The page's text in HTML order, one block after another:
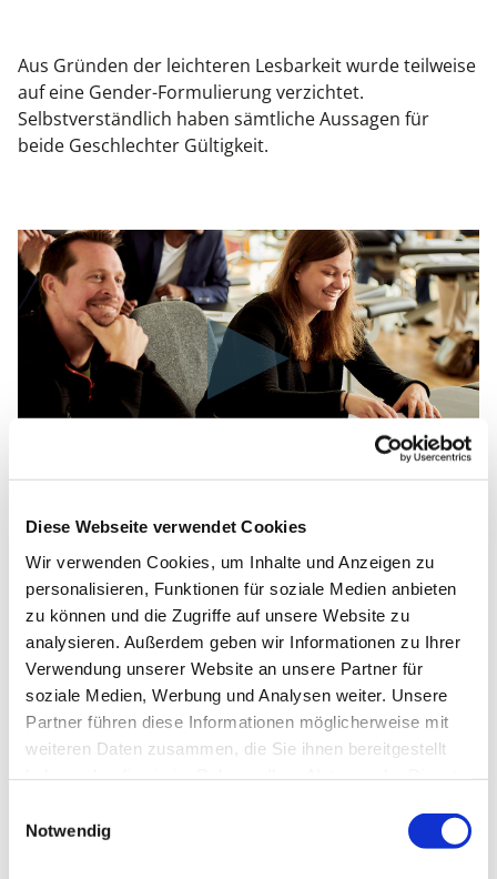
Diese Webseite verwendet Cookies
Wir verwenden Cookies, um Inhalte und Anzeigen zu
personalisieren, Funktionen für soziale Medien anbieten
zu können und die Zugriffe auf unsere Website zu
analysieren. Außerdem geben wir Informationen zu Ihrer
Verwendung unserer Website an unsere Partner für
soziale Medien, Werbung und Analysen weiter. Unsere
Partner führen diese Informationen möglicherweise mit
weiteren Daten zusammen, die Sie ihnen bereitgestellt
Notwendig
Aus Gründen der leichteren Lesbarkeit wurde teilweise
auf eine Gender-Formulierung verzichtet.
Selbstverständlich haben sämtliche Aussagen für
beide Geschlechter Gültigkeit.
Wenn Dir
Qualität, Erfahrung, Praxisnähe,
Kompetenz
und ein herzlicher Umgang wichtig ist, bist
Du bei uns genau richtig.
KURSÜBERSICHT